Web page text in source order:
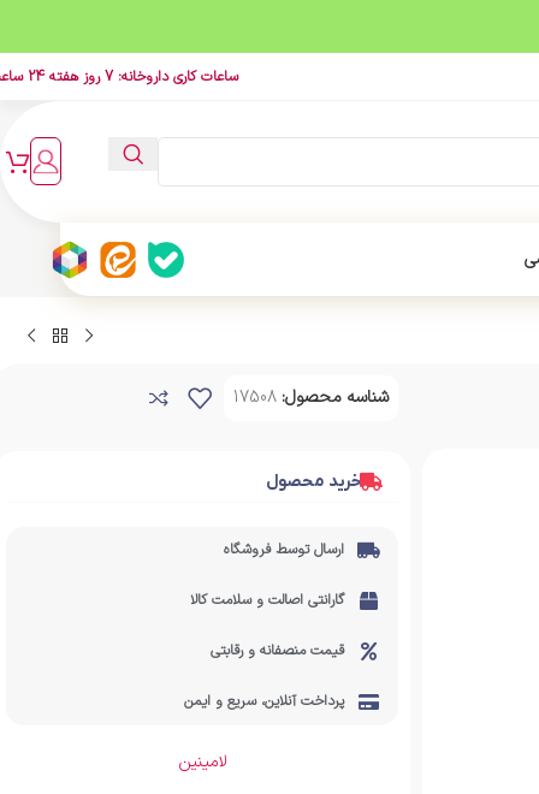
ساعات کاری داروخانه: 7 روز هفته 24 ساعت
شناسه محصول: 17508
خرید محصول
ارسال توسط فروشگاه
گارانتی اصالت و سلامت کالا
قیمت منصفانه و رقابتی
پرداخت آنلاین، سریع و ایمن
لامینین